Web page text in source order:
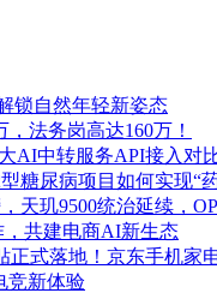
锁自然年轻新姿态
法务岗高达160万！
AI中转服务API接入对
糖尿病项目如何实现“
天玑9500统治延续，
，共建电商AI新生态
正式落地！京东手机
竞新体验